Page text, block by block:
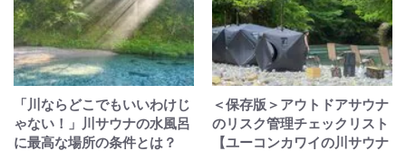
「川ならどこでもいいわけじ
ゃない！」川サウナの水風呂
に最高な場所の条件とは？
＜保存版＞アウトドアサウナ
のリスク管理チェックリスト
【ユーコンカワイの川サウナ